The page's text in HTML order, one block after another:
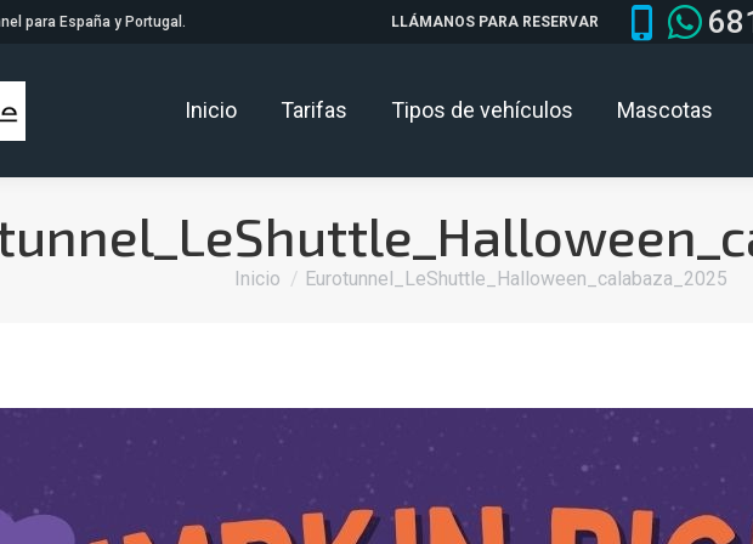
para España y Portugal. LLÁMANOS PARA RESERVAR
Inicio Tarifas Tipos de vehículos Mascotas
Estás aquí:
Inicio Eurotunnel_LeShuttle_Halloween_calabaza_2025